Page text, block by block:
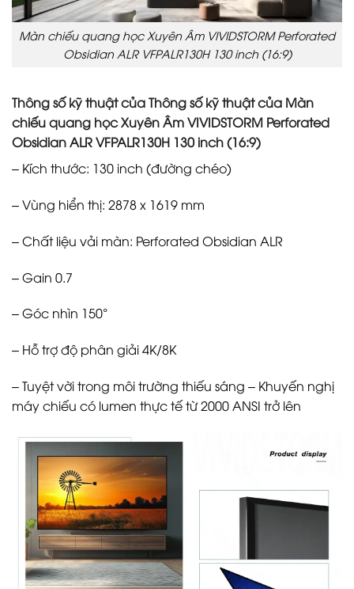
Màn chiếu quang học Xuyên Âm VIVIDSTORM Perforated
Obsidian ALR VFPALR130H 130 inch (16:9)
Thông số kỹ thuật của Thông số kỹ thuật của Màn
chiếu quang học Xuyên Âm VIVIDSTORM Perforated
Obsidian ALR VFPALR130H 130 inch (16:9)
– Kích thước: 130 inch (đường chéo)
– Vùng hiển thị: 2878 x 1619 mm
– Chất liệu vải màn: Perforated Obsidian ALR
– Gain 0.7
– Góc nhìn 150°
– Hỗ trợ độ phân giải 4K/8K
– Tuyệt vời trong môi trường thiếu sáng – Khuyến nghị
máy chiếu có lumen thực tế từ 2000 ANSI trở lên